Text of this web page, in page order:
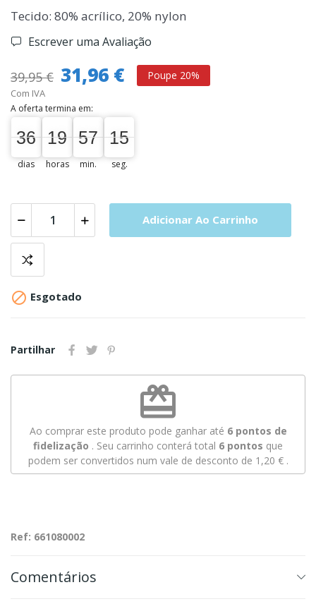
Tecido: 80% acrílico, 20% nylon
Escrever uma Avaliação
39,95 € 31,96 € Poupe 20%
Com IVA
A oferta termina em:
36
36
00
dias
19
19
00
horas
57
57
00
min.
14
15
seg.
Adicionar Ao Carrinho
 Esgotado
Partilhar
redeem
Ao comprar este produto pode ganhar até 6pontos de
fidelização . Seu carrinho conterá total 6 pontos que
podem ser convertidos num vale de desconto de 1,20 €.
Ref: 661080002
Comentários